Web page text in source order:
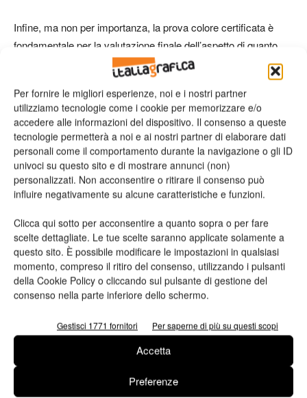
Per fornire le migliori esperienze, noi e i nostri partner
utilizziamo tecnologie come i cookie per memorizzare e/o
accedere alle informazioni del dispositivo. Il consenso a queste
tecnologie permetterà a noi e ai nostri partner di elaborare dati
personali come il comportamento durante la navigazione o gli ID
univoci su questo sito e di mostrare annunci (non)
personalizzati. Non acconsentire o ritirare il consenso può
influire negativamente su alcune caratteristiche e funzioni.
Clicca qui sotto per acconsentire a quanto sopra o per fare
scelte dettagliate. Le tue scelte saranno applicate solamente a
questo sito. È possibile modificare le impostazioni in qualsiasi
momento, compreso il ritiro del consenso, utilizzando i pulsanti
della Cookie Policy o cliccando sul pulsante di gestione del
consenso nella parte inferiore dello schermo.
Gestisci 1771 fornitori Per saperne di più su questi scopi
Accetta
Preferenze
Infine, ma non per importanza, la prova colore certificata è
fondamentale per la valutazione finale dell’aspetto di quanto
prodotto, per la condivisione con il cliente e la sua
approvazione di quanto realizzato e per dare allo stampatore
un riferimento certo dì riscontro del PDF inviato.
La firma del cliente su una prova colore certificata lo
responsabilizza per evitare ripensamenti o “pensavo venisse
diverso” quando il tutto viene stampato.
La conoscenza delle norme e delle leggi che regolano le
attività di una agenzia comunicazione è un altro elemento
importante per l’ottenimento del risultato corretto nel più breve
tempo possibile e per supportare al meglio sia i clienti sia gli
bene conoscere almeno in termini generali la ISO 12647
mentre è consigliabile una conoscenza più approfondita delle
Norme ISO3664, ISO 12646 e delle regole del Ghent